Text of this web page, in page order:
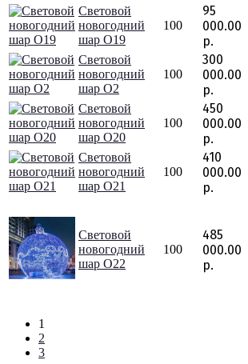
Световой
новогодний
шар O19
100
95
000.00
р.
Световой
новогодний
шар O2
100
300
000.00
р.
Световой
новогодний
шар O20
100
450
000.00
р.
Световой
новогодний
шар O21
100
410
000.00
р.
Световой
новогодний
шар O22
100
485
000.00
р.
1
2
3